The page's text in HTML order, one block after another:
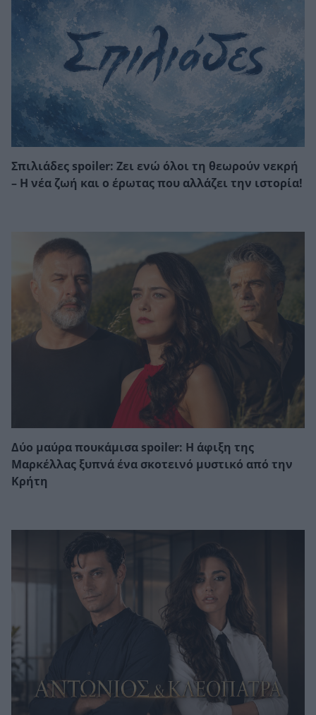
Σπιλιάδες spoiler: Ζει ενώ όλοι τη θεωρούν νεκρή
– Η νέα ζωή και ο έρωτας που αλλάζει την ιστορία!
Δύο μαύρα πουκάμισα spoiler: Η άφιξη της
Μαρκέλλας ξυπνά ένα σκοτεινό μυστικό από την
Κρήτη